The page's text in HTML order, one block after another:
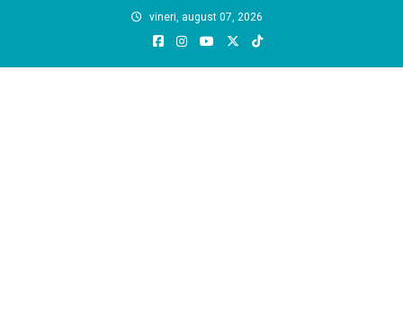
vineri, august 07, 2026